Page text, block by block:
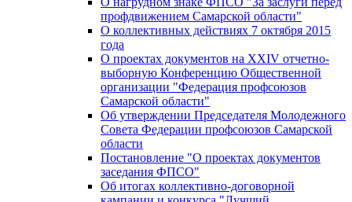
профдвижением Самарской области"
О коллективных действиях 7 октября 2015
года
О проектах документов на XXIV отчетно-
выборную Конференцию Общественной
организации "Федерация профсоюзов
Самарской области"
Об утверждении Председателя Молодежного
Совета Федерации профсоюзов Самарской
области
Постановление "О проектах документов
заседания ФПСО"
Об итогах коллективно-договорной